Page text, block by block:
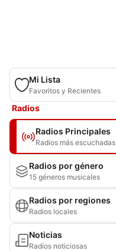
Mi Lista
Favoritos y Recientes
Radios
Radios Principales
Radios más escuchadas
Radios por género
15 géneros musicales
Radios por regiones
Radios locales
Noticias
Radios noticiosas